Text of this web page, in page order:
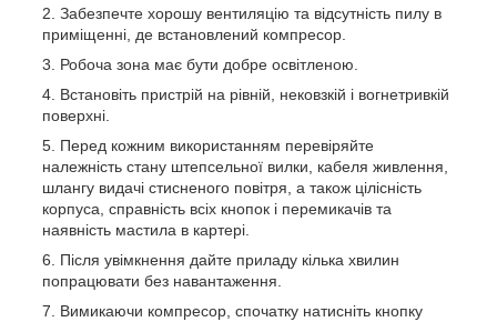
Забезпечте хорошу вентиляцію та відсутність пилу в
приміщенні, де встановлений компресор.
Робоча зона має бути добре освітленою.
Встановіть пристрій на рівній, нековзкій і вогнетривкій
поверхні.
Перед кожним використанням перевіряйте
належність стану штепсельної вилки, кабеля живлення,
шлангу видачі стисненого повітря, а також цілісність
корпуса, справність всіх кнопок і перемикачів та
наявність мастила в картері.
Після увімкнення дайте приладу кілька хвилин
попрацювати без навантаження.
Вимикаючи компресор, спочатку натисніть кнопку